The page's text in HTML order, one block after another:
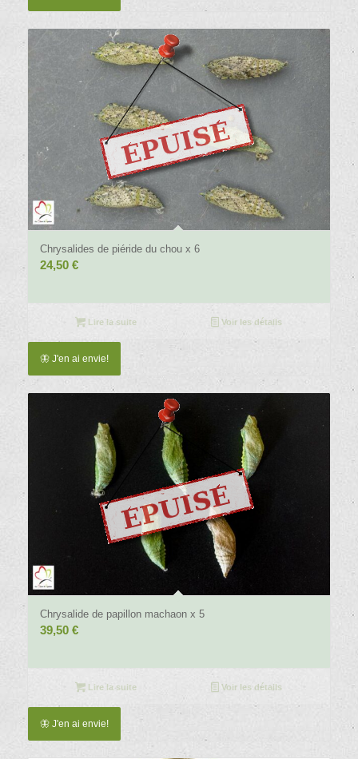
Chrysalides de piéride du chou x 6
24,50 €
Lire la suite Voir les détails
🦋 J'en ai envie!
Chrysalide de papillon machaon x 5
39,50 €
Lire la suite Voir les détails
🦋 J'en ai envie!